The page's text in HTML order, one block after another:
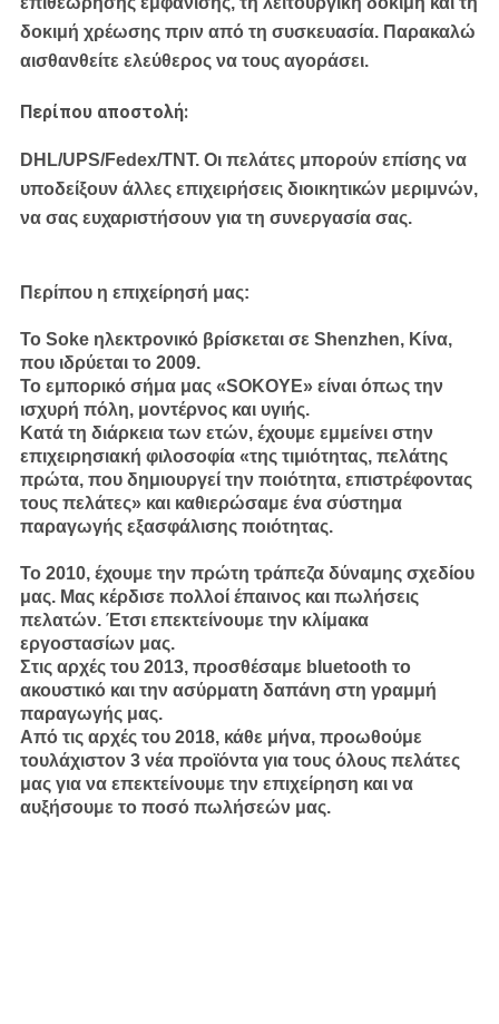
δοκιμή χρέωσης πριν από τη συσκευασία. Παρακαλώ
αισθανθείτε ελεύθερος να τους αγοράσει.
Περίπου αποστολή:
DHL/UPS/Fedex/TNT. Οι πελάτες μπορούν επίσης να
υποδείξουν άλλες επιχειρήσεις διοικητικών μεριμνών,
να σας ευχαριστήσουν για τη συνεργασία σας.
Περίπου η επιχείρησή μας:
Το Soke ηλεκτρονικό βρίσκεται σε Shenzhen, Κίνα,
που ιδρύεται το 2009.
Το εμπορικό σήμα μας «SOKOYE» είναι όπως την
ισχυρή πόλη, μοντέρνος και υγιής.
Κατά τη διάρκεια των ετών, έχουμε εμμείνει στην
επιχειρησιακή φιλοσοφία «της τιμιότητας, πελάτης
πρώτα, που δημιουργεί την ποιότητα, επιστρέφοντας
τους πελάτες» και καθιερώσαμε ένα σύστημα
παραγωγής εξασφάλισης ποιότητας.
Το 2010, έχουμε την πρώτη τράπεζα δύναμης σχεδίου
μας. Μας κέρδισε πολλοί έπαινος και πωλήσεις
πελατών. Έτσι επεκτείνουμε την κλίμακα
εργοστασίων μας.
Στις αρχές του 2013, προσθέσαμε bluetooth το
ακουστικό και την ασύρματη δαπάνη στη γραμμή
παραγωγής μας.
Από τις αρχές του 2018, κάθε μήνα, προωθούμε
τουλάχιστον 3 νέα προϊόντα για τους όλους πελάτες
μας για να επεκτείνουμε την επιχείρηση και να
αυξήσουμε το ποσό πωλήσεών μας.